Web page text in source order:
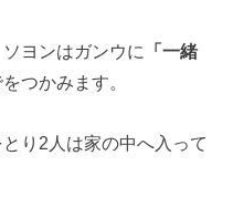
ヨンはガンウに
「一緒
つかみます。
り2人は家の中へ入って